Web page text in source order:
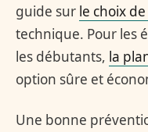
guide sur le choix
technique. Pour les
les débutants, la
option sûre et
Une bonne